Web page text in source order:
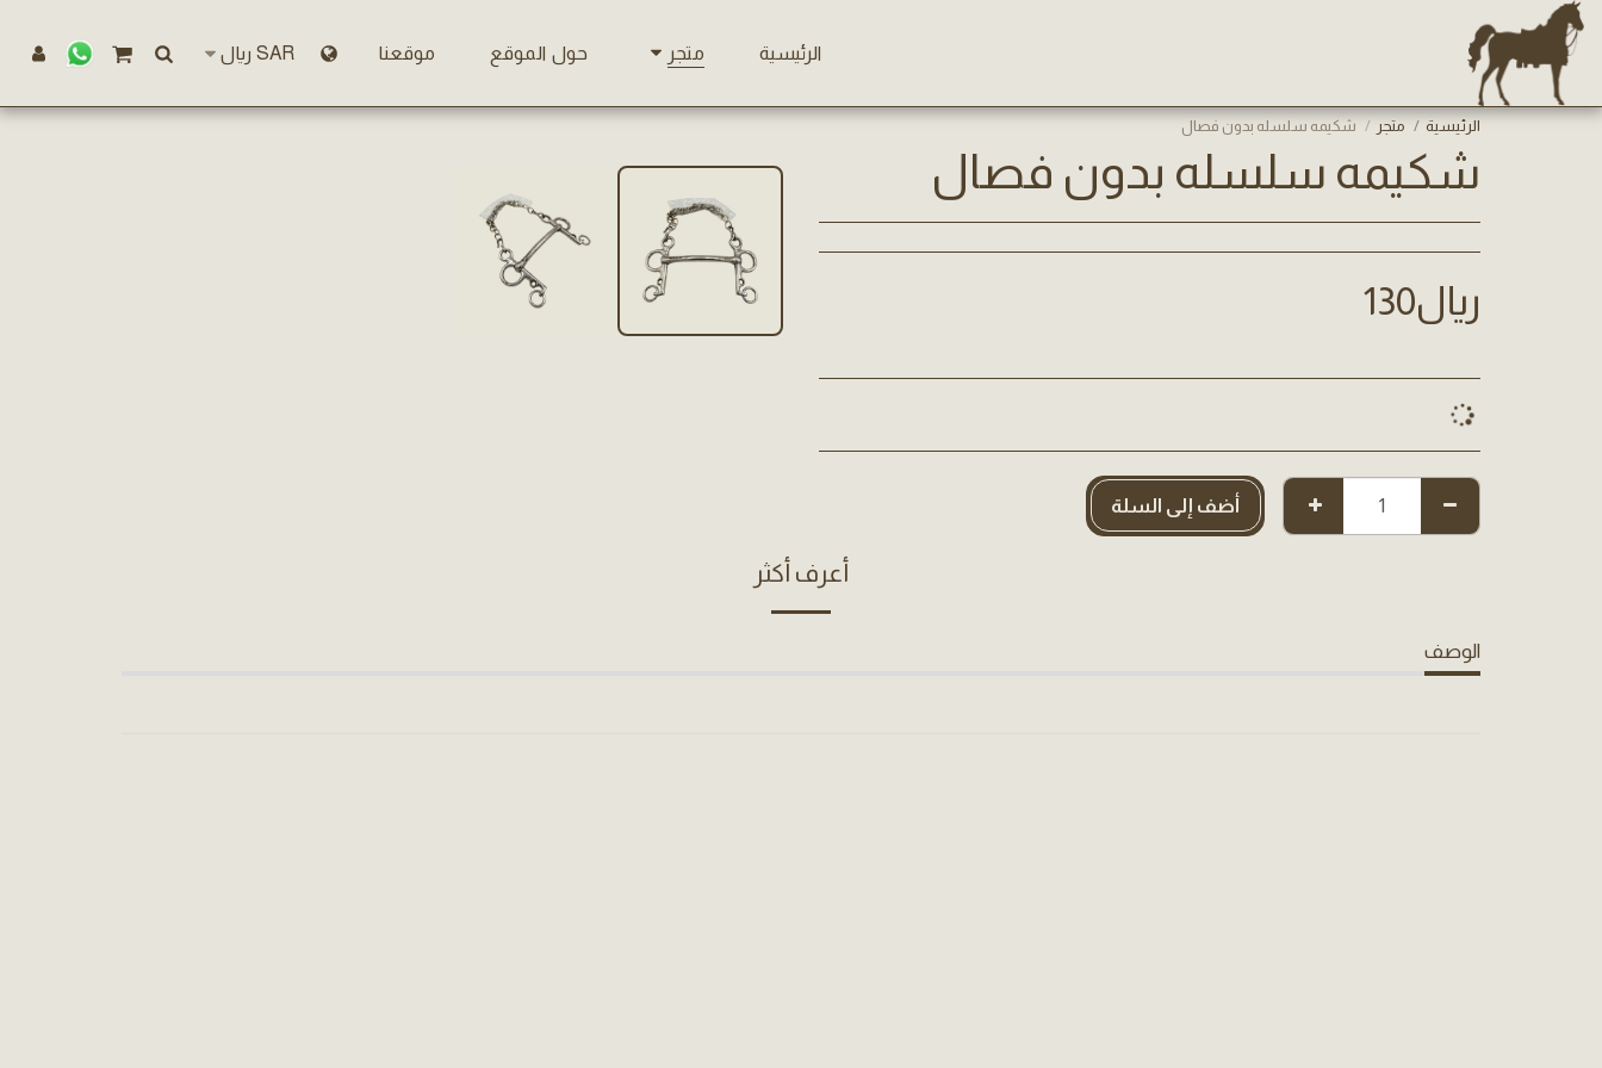
الرئيسية متجر حول الموقع موقعنا SAR ﷼
الرئيسية متجر شكيمه سلسله بدون فصال
شكيمه سلسله بدون فصال
﷼130
أضف إلى السلة
أعرف أكثر
الوصف